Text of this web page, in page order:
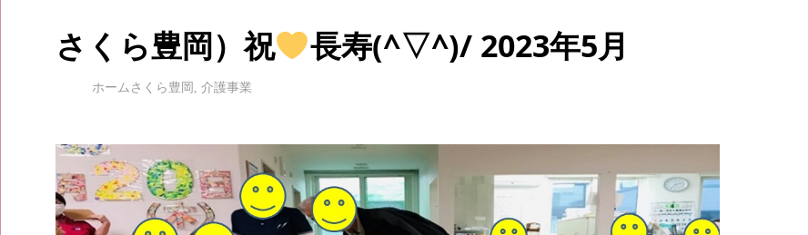
さくら豊岡）祝 長寿(^▽^)/ 2023年5月
ホームさくら豊岡 , 介護事業